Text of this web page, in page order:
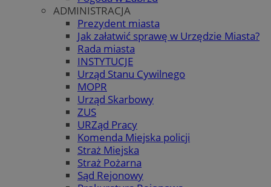
ADMINISTRACJA
Prezydent miasta
Jak załatwić sprawę w Urzędzie Miasta?
Rada miasta
INSTYTUCJE
Urząd Stanu Cywilnego
MOPR
Urząd Skarbowy
ZUS
URZąd Pracy
Komenda Miejska policji
Straż Miejska
Straż Pożarna
Sąd Rejonowy